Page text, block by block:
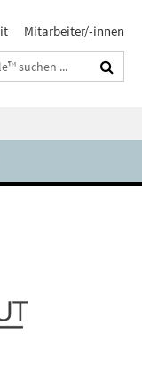
Mitarbeiter/-innen